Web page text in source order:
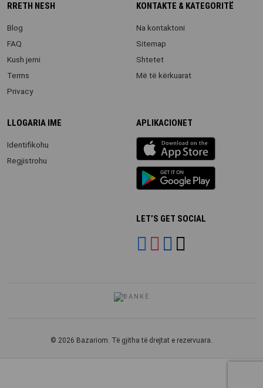
RRETH NESH
Blog
FAQ
Kush jemi
Terms
Privacy
KONTAKTE & KATEGORITË
Na kontaktoni
Sitemap
Shtetet
Më të kërkuarat
LLOGARIA IME
Identifikohu
Regjistrohu
APLIKACIONET
iOS
app
Android
App
LET’S GET SOCIAL
© 2026 Bazariom. Të gjitha të drejtat e rezervuara.